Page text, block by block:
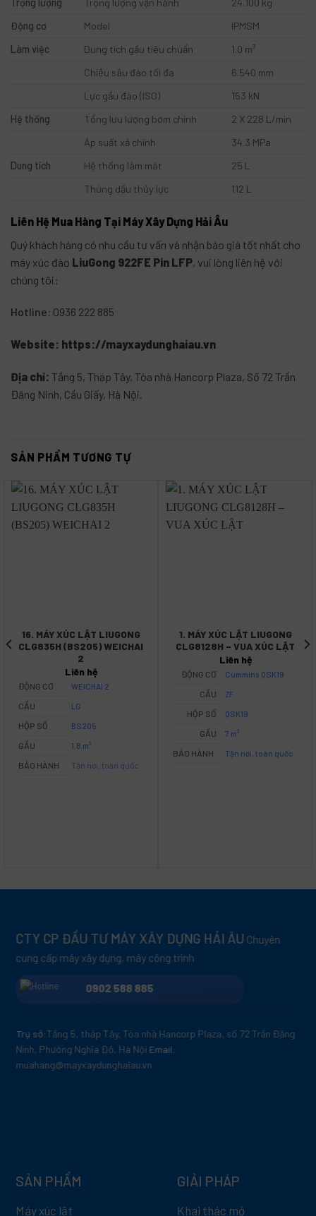
Động cơ
Model
IPMSM
Làm việc
Dung tích gầu tiêu chuẩn
1.0 m³
Chiều sâu đào tối đa
6.540 mm
Lực gầu đào (ISO)
153 kN
Hệ thống
Tổng lưu lượng bơm chính
2 X 228 L/min
Áp suất xả chính
34.3 MPa
Dung tích
Hệ thống làm mát
25 L
Thùng dầu thủy lực
112 L
Liên Hệ Mua Hàng Tại Máy Xây Dựng Hải Âu
Quý khách hàng có nhu cầu tư vấn và nhận báo giá tốt nhất cho
máy xúc đào LiuGong 922FE Pin LFP, vui lòng liên hệ với
chúng tôi:
Hotline: 0936 222 885
Website: https://mayxaydunghaiau.vn
Địa chỉ: Tầng 5, Tháp Tây, Tòa nhà Hancorp Plaza, Số 72 Trần
Đăng Ninh, Cầu Giấy, Hà Nội.
SẢN PHẨM TƯƠNG TỰ
16. MÁY XÚC LẬT LIUGONG
CLG835H (BS205) WEICHAI
2
Liên hệ
ĐỘNG CƠ
WEICHAI 2
CẦU
LG
HỘP SỐ
BS205
GẦU
1.8 m³
BẢO HÀNH
Tận nơi, toàn quốc
1. MÁY XÚC LẬT LIUGONG
CLG8128H – VUA XÚC LẬT
Liên hệ
ĐỘNG CƠ
Cummins QSK19
CẦU
ZF
HỘP SỐ
QSK19
GẦU
7 m³
BẢO HÀNH
Tận nơi, toàn quốc
CTY CP ĐẦU TƯ MÁY XÂY DỰNG HẢI ÂU Chuyên
cung cấp máy xây dựng, máy công trình
0902 588 885
Trụ sở:Tầng 5, tháp Tây, Tòa nhà Hancorp Plaza, số 72 Trần Đăng
Ninh, Phường Nghĩa Đô, Hà Nội Email:
muahang@mayxaydunghaiau.vn
SẢN PHẨM
Máy xúc lật
GIẢI PHÁP
Khai thác mỏ